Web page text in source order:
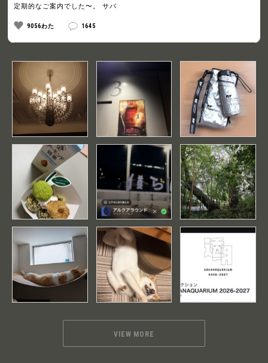
定期的なご案内でした〜。 サバ
9056わた 1645
VIEW MORE